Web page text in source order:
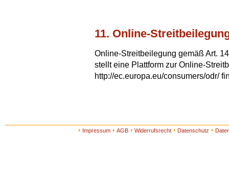
11. Online-
Online-Streitbeilegung gemäß Art.
stellt eine Plattform zur Online-
http://ec.europa.eu/consumers/odr/
Impressum AGB Widerrufsrecht Datenschutz